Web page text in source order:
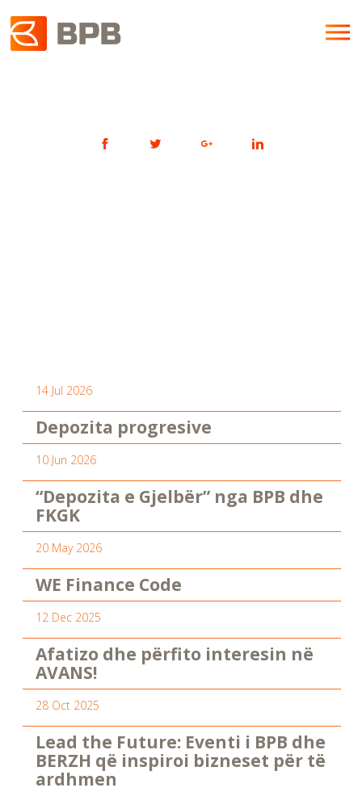
14 Jul 2026
Depozita progresive
10 Jun 2026
“Depozita e Gjelbër” nga BPB dhe
FKGK
20 May 2026
WE Finance Code
12 Dec 2025
Afatizo dhe përfito interesin në
AVANS!
28 Oct 2025
Lead the Future: Eventi i BPB dhe
BERZH që inspiroi bizneset për të
ardhmen